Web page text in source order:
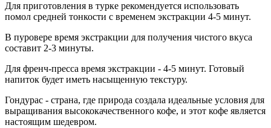
Для приготовления в турке рекомендуется использовать
помол средней тонкости с временем экстракции 4-5 минут.
В пуровере время экстракции для получения чистого вкуса
составит 2-3 минуты.
Для френч-пресса время экстракции - 4-5 минут. Готовый
напиток будет иметь насыщенную текстуру.
Гондурас - страна, где природа создала идеальные условия для
выращивания высококачественного кофе, и этот кофе является
настоящим шедевром.